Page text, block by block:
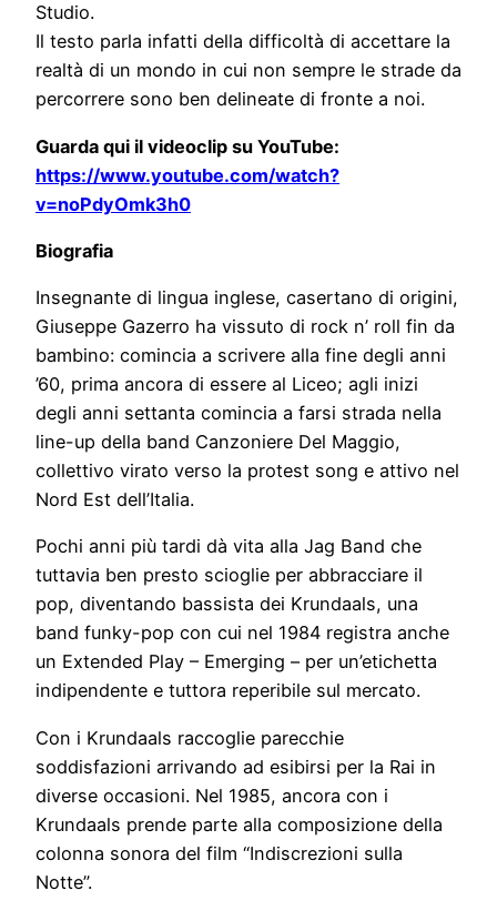
Studio.
Il testo parla infatti della difficoltà di accettare la
realtà di un mondo in cui non sempre le strade da
percorrere sono ben delineate di fronte a noi.
Guarda qui il videoclip su YouTube:
https://www.youtube.com/watch?
v=noPdyOmk3h0
Biografia
Insegnante di lingua inglese, casertano di origini,
Giuseppe Gazerro ha vissuto di rock n’ roll fin da
bambino: comincia a scrivere alla fine degli anni
’60, prima ancora di essere al Liceo; agli inizi
degli anni settanta comincia a farsi strada nella
line-up della band Canzoniere Del Maggio,
collettivo virato verso la protest song e attivo nel
Nord Est dell’Italia.
Pochi anni più tardi dà vita alla Jag Band che
tuttavia ben presto scioglie per abbracciare il
pop, diventando bassista dei Krundaals, una
band funky-pop con cui nel 1984 registra anche
un Extended Play – Emerging – per un’etichetta
indipendente e tuttora reperibile sul mercato.
Con i Krundaals raccoglie parecchie
soddisfazioni arrivando ad esibirsi per la Rai in
diverse occasioni. Nel 1985, ancora con i
Krundaals prende parte alla composizione della
colonna sonora del film “Indiscrezioni sulla
Notte”.